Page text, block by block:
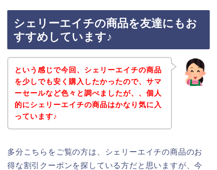
シェリーエイチの商品を友達にもお
すすめしています♪
という感じで今回、シェリーエイチの商品
を少しでも安く購入したかったので、サマ
ーセールなど色々と調べましたが、、個人
的にシェリーエイチの商品はかなり気に入
っています♪
多分こちらをご覧の方は、シェリーエイチの商品のお
得な割引クーポンを探している方だと思いますが、今